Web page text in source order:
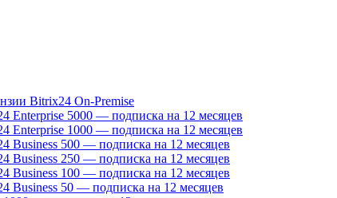
Bitrix24 On-Premise
Enterprise 5000 — подписка на 12 месяцев
Enterprise 1000 — подписка на 12 месяцев
Business 500 — подписка на 12 месяцев
Business 250 — подписка на 12 месяцев
Business 100 — подписка на 12 месяцев
Business 50 — подписка на 12 месяцев